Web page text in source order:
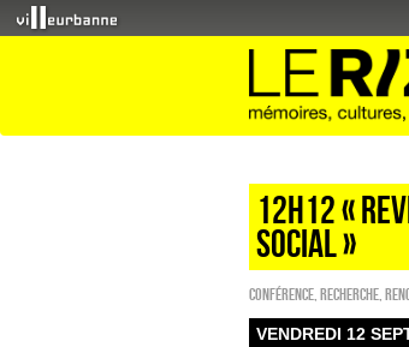
12H12 «
social »
Conférence Recherche
VENDREDI 12